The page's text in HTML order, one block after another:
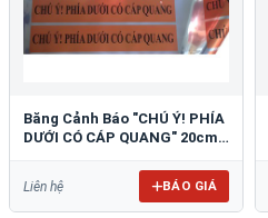
Băng Cảnh Báo "CHÚ Ý! PHÍA
DƯỚI CÓ CÁP QUANG" 20cm
Liên hệ BÁO GIÁ